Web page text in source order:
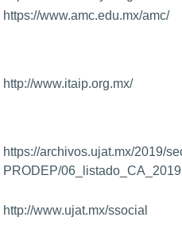
https://www.amc.edu.mx/amc/
http://www.itaip.org.mx/
https://archivos.ujat.mx/2019/
PRODEP/
http://www.ujat.mx/ssocial